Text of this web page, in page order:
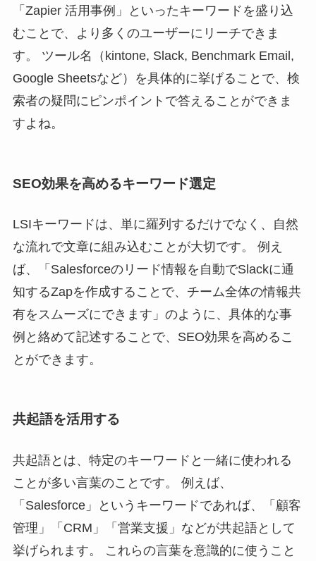
「Zapier 活用事例」といったキーワードを盛り込
むことで、より多くのユーザーにリーチできま
す。 ツール名（kintone, Slack, Benchmark Email,
Google Sheetsなど）を具体的に挙げることで、検
索者の疑問にピンポイントで答えることができま
すよね。
SEO効果を高めるキーワード選定
LSIキーワードは、単に羅列するだけでなく、自然
な流れで文章に組み込むことが大切です。 例え
ば、「Salesforceのリード情報を自動でSlackに通
知するZapを作成することで、チーム全体の情報共
有をスムーズにできます」のように、具体的な事
例と絡めて記述することで、SEO効果を高めるこ
とができます。
共起語を活用する
共起語とは、特定のキーワードと一緒に使われる
ことが多い言葉のことです。 例えば、
「Salesforce」というキーワードであれば、「顧客
管理」「CRM」「営業支援」などが共起語として
挙げられます。 これらの言葉を意識的に使うこと